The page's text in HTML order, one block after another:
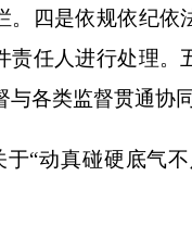
。四是依规依纪依
责任人进行处理。
与各类监督贯通协
于“动真碰硬底气